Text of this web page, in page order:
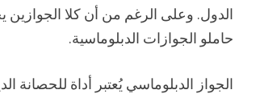
الدول. وعلى الرغم من أن كلا الجوازين
حاملو الجوازات الدبلوماسية.
الجواز الدبلوماسي يُعتبر أداة